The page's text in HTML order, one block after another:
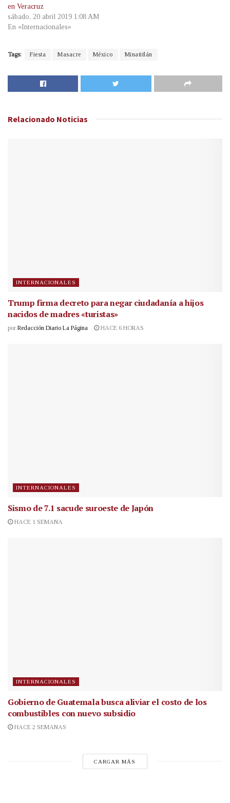
en Veracruz
sábado, 20 abril 2019 1:08 AM
En «Internacionales»
Tags: Fiesta Masacre México Minatitlán
Relacionado Noticias
INTERNACIONALES
Trump firma decreto para negar ciudadanía a hijos
nacidos de madres «turistas»
por Redacción Diario La Página HACE 6 HORAS
INTERNACIONALES
Sismo de 7.1 sacude suroeste de Japón
HACE 1 SEMANA
INTERNACIONALES
Gobierno de Guatemala busca aliviar el costo de los
combustibles con nuevo subsidio
HACE 2 SEMANAS
CARGAR MÁS